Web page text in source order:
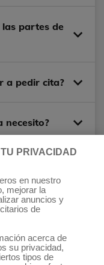
partes de
a pedir cita?
necesito?
Síguenos:
PRIVACIDAD
en nuestro
mejorar la
anuncios y
de
acerca de
su privacidad,
tipos de